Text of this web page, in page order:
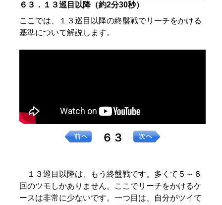
６３．１３巡目以降（約2分30秒）
ここでは、１３巡目以降の終盤戦でリーチをかける
基準について解説します。
６３
１３巡目以降は、もう終盤戦です。多くて５～６
回のツモしかありません。ここでリーチをかけるケ
ースは非常に少ないです。一つ目は、自分がツイて